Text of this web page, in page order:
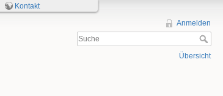
Kontakt
Anmelden
Übersicht